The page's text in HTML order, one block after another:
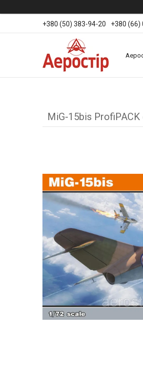
+380 (50) 383-94-20 +380 (66)
MiG-15bis